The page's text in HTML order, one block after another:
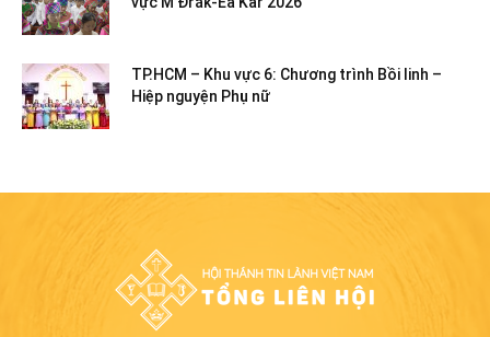
TP.HCM – Khu vực 6: Chương trình Bồi linh –
Hiệp nguyện Phụ nữ